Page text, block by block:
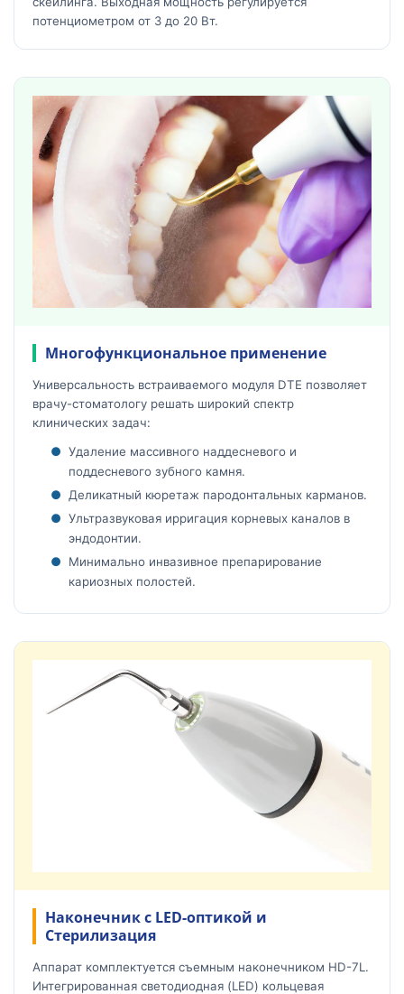
потенциометром от 3 до 20 Вт.
Многофункциональное применение
Универсальность встраиваемого модуля DTE позволяет
врачу-стоматологу решать широкий спектр
клинических задач:
Удаление массивного наддесневого и
поддесневого зубного камня.
Деликатный кюретаж пародонтальных карманов.
Ультразвуковая ирригация корневых каналов в
эндодонтии.
Минимально инвазивное препарирование
кариозных полостей.
Наконечник с LED-оптикой и
Стерилизация
Аппарат комплектуется съемным наконечником HD-7L.
Интегрированная светодиодная (LED) кольцевая